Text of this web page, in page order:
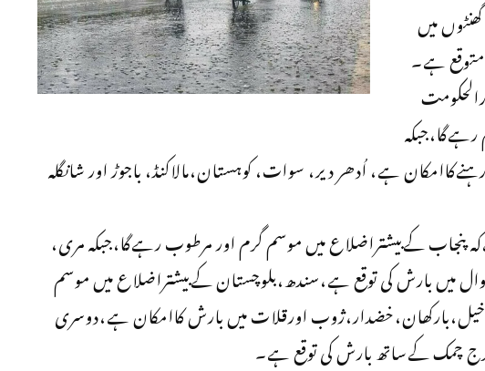
محکمہ موسمیات کے مطابق آئندہ 24 گھنٹوں میں
ہے۔
ہے، اُدھر دیر، سوات، کوہستان،مالاکنڈ، باجوڑ اور شانگلہ
پنجاب کےبیشتراضلاع میں موسم گرم اور مرطوب رہےگا،جبکہ مری،
میں بارش کی توقع ہے،سندھ،بلوچستان کےبیشتراضلاع میں موسم
اورقلات میں بارش کاامکان ہے،دوسری
چمک کےساتھ بارش کی توقع ہے۔